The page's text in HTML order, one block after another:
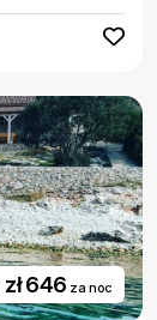
zł 646 za noc